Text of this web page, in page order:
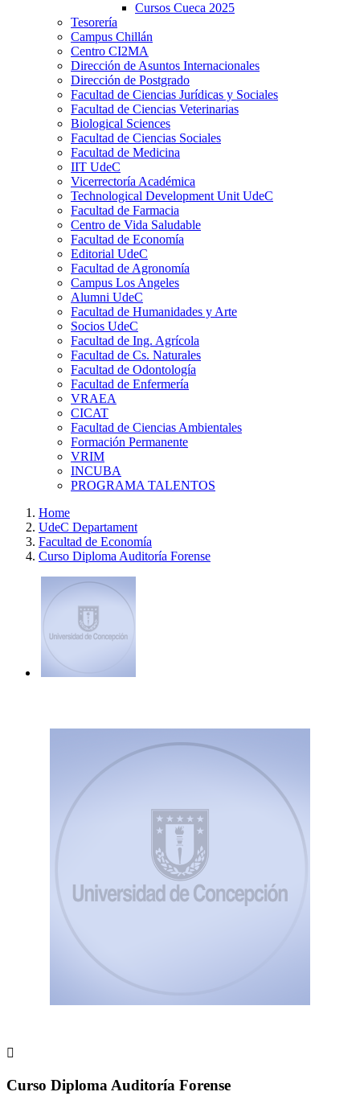
Cursos Cueca 2025
Tesorería
Campus Chillán
Centro CI2MA
Dirección de Asuntos Internacionales
Dirección de Postgrado
Facultad de Ciencias Jurídicas y Sociales
Facultad de Ciencias Veterinarias
Biological Sciences
Facultad de Ciencias Sociales
Facultad de Medicina
IIT UdeC
Vicerrectoría Académica
Technological Development Unit UdeC
Facultad de Farmacia
Centro de Vida Saludable
Facultad de Economía
Editorial UdeC
Facultad de Agronomía
Campus Los Angeles
Alumni UdeC
Facultad de Humanidades y Arte
Socios UdeC
Facultad de Ing. Agrícola
Facultad de Cs. Naturales
Facultad de Odontología
Facultad de Enfermería
VRAEA
CICAT
Facultad de Ciencias Ambientales
Formación Permanente
VRIM
INCUBA
PROGRAMA TALENTOS
Home
UdeC Departament
Facultad de Economía
Curso Diploma Auditoría Forense

Curso Diploma Auditoría Forense